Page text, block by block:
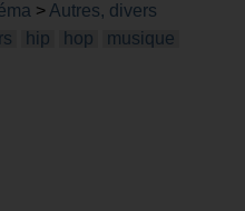
> Autres, divers
hip hop musique